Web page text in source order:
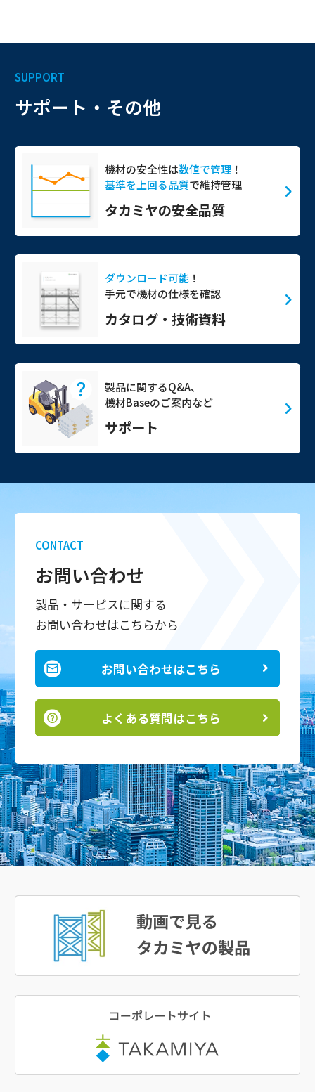
SUPPORT
サポート・その他
機材の安全性は数値で管理 ！
基準を上回る品質で維持管理
タカミヤの安全品質
ダウンロード可能 ！
手元で機材の仕様を確認
カタログ・技術資料
製品に関するQ&A、
機材Baseのご案内など
サポート
CONTACT
お問い合わせ
製品・サービスに関する
お問い合わせはこちらから
お問い合わせはこちら
よくある質問はこちら